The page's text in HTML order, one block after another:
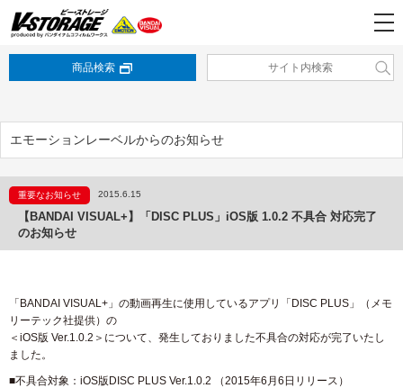
商品検索
エモーションレーベルからのお知らせ
重要なお知らせ 2015.6.15
【BANDAI VISUAL+】「DISC PLUS」iOS版 1.0.2 不具合 対応完了
のお知らせ
「BANDAI VISUAL+」の動画再生に使用しているアプリ「DISC PLUS」（メモ
リーテック社提供）の
＜iOS版 Ver.1.0.2＞について、発生しておりました不具合の対応が完了いたし
ました。
■不具合対象：iOS版DISC PLUS Ver.1.0.2 （2015年6月6日リリース）